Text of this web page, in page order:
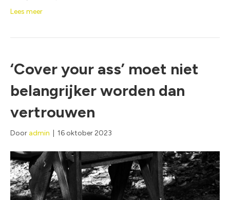
Lees meer
‘Cover your ass’ moet niet
belangrijker worden dan
vertrouwen
Door admin 16 oktober 2023